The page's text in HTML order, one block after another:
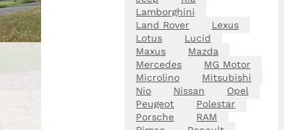
Lamborghini
Land Rover
Lexus
Lotus
Lucid
Maxus
Mazda
Mercedes
MG Motor
Microlino
Mitsubishi
Nio
Nissan
Opel
Peugeot
Polestar
Porsche
RAM